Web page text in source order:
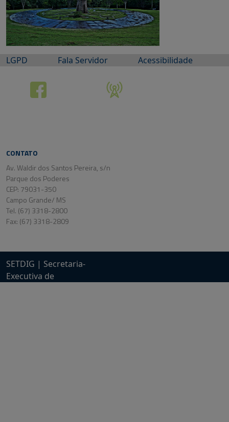
LGPD Fala Servidor Acessibilidade
CONTATO
Av. Waldir dos Santos Pereira, s/n
Parque dos Poderes
CEP: 79031-350
Campo Grande/ MS
Tel. (67) 3318-2800
Fax: (67) 3318-2809
SETDIG | Secretaria-
Executiva de